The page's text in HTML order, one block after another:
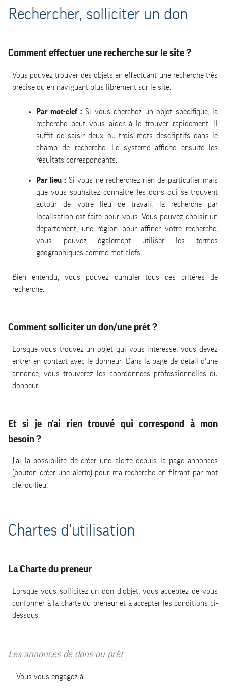
Rechercher, solliciter un don
Comment effectuer une recherche sur le site ?
Vous pouvez trouver des objets en effectuant une recherche très
précise ou en naviguant plus librement sur le site.
Par mot-clef : Si vous cherchez un objet spécifique, la
recherche peut vous aider à le trouver rapidement. Il
suffit de saisir deux ou trois mots descriptifs dans le
champ de recherche. Le système affiche ensuite les
résultats correspondants.
Par lieu : Si vous ne recherchez rien de particulier mais
que vous souhaitez connaître les dons qui se trouvent
autour de votre lieu de travail, la recherche par
localisation est faite pour vous. Vous pouvez choisir un
département, une région pour affiner votre recherche,
vous pouvez également utiliser les termes
géographiques comme mot clefs.
Bien entendu, vous pouvez cumuler tous ces critères de
recherche.
Comment solliciter un don/une prêt ?
Lorsque vous trouvez un objet qui vous intéresse, vous devez
entrer en contact avec le donneur. Dans la page de détail d'une
annonce, vous trouverez les coordonnées professionnelles du
donneur .
Et si je n'ai rien trouvé qui correspond à mon
besoin ?
J'ai la possibilité de créer une alerte depuis la page annonces
(bouton créer une alerte) pour ma recherche en filtrant par mot
clé, ou lieu.
Chartes d'utilisation
La Charte du preneur
Lorsque vous sollicitez un don d'objet, vous acceptez de vous
conformer à la charte du preneur et à accepter les conditions ci-
dessous.
Les annonces de dons ou prêt
Vous vous engagez à :